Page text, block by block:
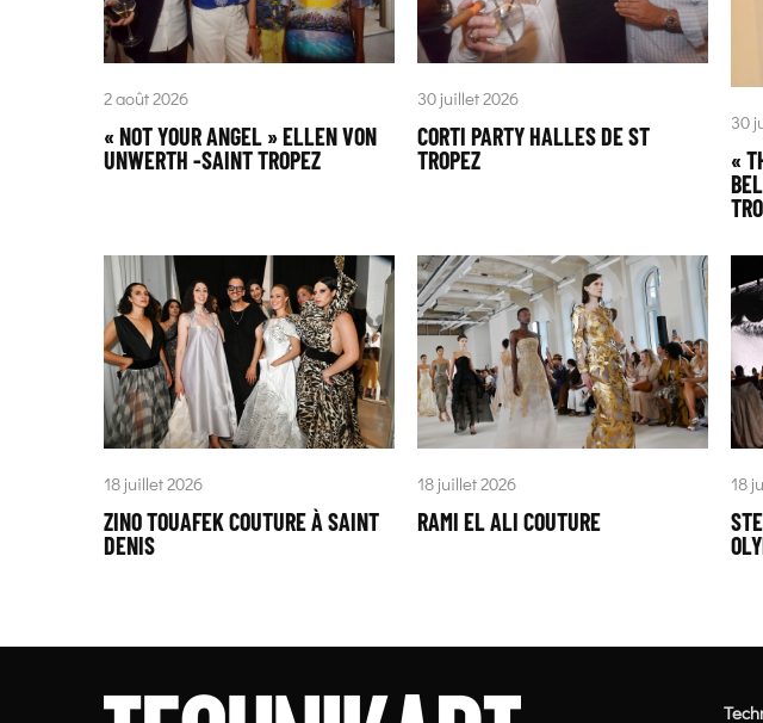
2 août 2026
« NOT YOUR ANGEL » ELLEN VON
UNWERTH -SAINT TROPEZ
30 juillet 2026
CORTI PARTY HALLES DE ST
TROPEZ
30
«
18 juillet 2026
ZINO TOUAFEK COUTURE À SAINT
DENIS
18 juillet 2026
RAMI EL ALI COUTURE
18